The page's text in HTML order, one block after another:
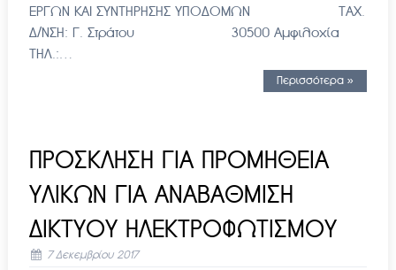
ΕΡΓΩΝ ΚΑΙ ΣΥΝΤΗΡΗΣΗΣ ΥΠΟΔΟΜΩΝ ΤΑΧ.
Δ/ΝΣΗ: Γ. Στράτου 30500 Αμφιλοχία
ΤΗΛ.:…
Περισσότερα »
ΠΡΟΣΚΛΗΣΗ ΓΙΑ ΠΡΟΜΗΘΕΙΑ
ΥΛΙΚΩΝ ΓΙΑ ΑΝΑΒΑΘΜΙΣΗ
ΔΙΚΤΥΟΥ ΗΛΕΚΤΡΟΦΩΤΙΣΜΟΥ
7 Δεκεμβρίου 2017